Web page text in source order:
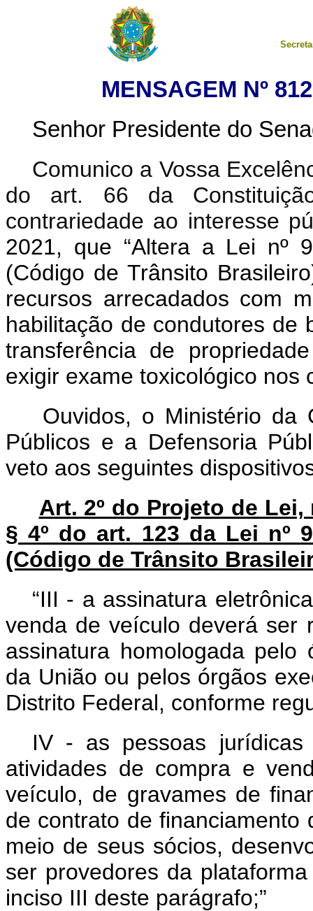
MENSAGEM Nº
Senhor Presidente do
Comunico a Vossa
do art. 66 da
contrariedade ao interesse
2021, que “Altera a Lei nº
(Código de Trânsito
recursos arrecadados com
habilitação de condutores de
transferência de
exigir exame toxicológico nos
Ouvidos, o Ministério da
Públicos e a Defensoria
veto aos seguintes
Art. 2º do Projeto de
§ 4º do art. 123 da Lei nº
(Código de Trânsito
“III - a assinatura
venda de veículo deverá ser
assinatura homologada
da União ou pelos órgãos
Distrito Federal, conforme
IV - as pessoas
atividades de compra e
veículo, de gravames de
de contrato de
meio de seus sócios,
ser provedores da
inciso III deste parágrafo;”